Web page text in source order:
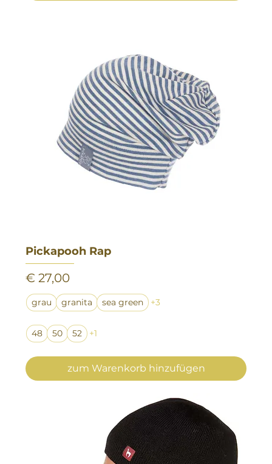
Pickapooh Rap
Preis
€ 27,00
grau granita sea green +3
48 50 52 +1
zum Warenkorb hinzufügen